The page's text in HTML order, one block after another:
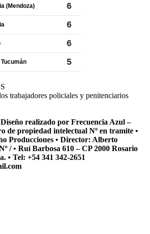
trabajadores policiales y penitenciarios
realizado por Frecuencia Azul –
de propiedad intelectual Nº en tramite •
Producciones • Director: Alberto
/ • Ruí Barbosa 610 – CP 2000 Rosario
• Tel: +54 341 342-2651